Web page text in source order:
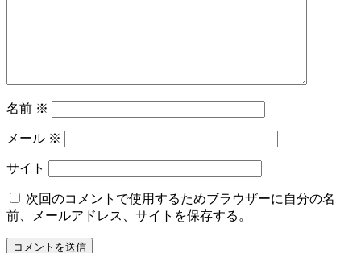
名前 ※
メール ※
サイト
次回のコメントで使用するためブラウザーに自分の名
前、メールアドレス、サイトを保存する。